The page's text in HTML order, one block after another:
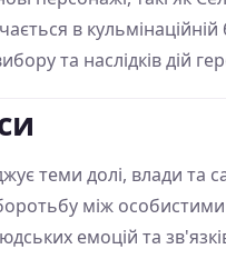
в
та наслідків дій
теми долі, влади та
між
емоцій та